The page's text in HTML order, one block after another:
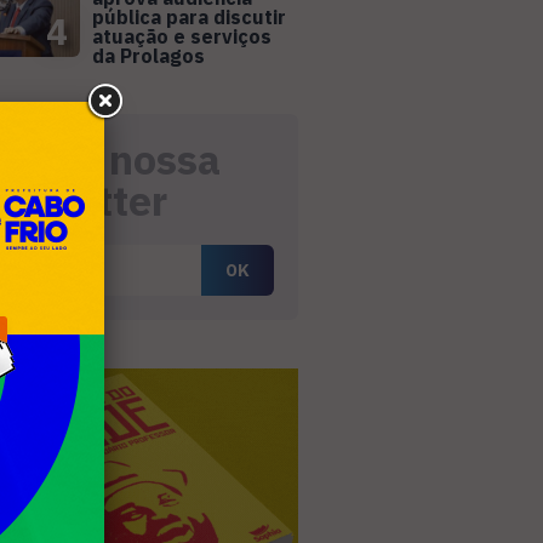
4
pública para discutir
atuação e serviços
da Prolagos
nossa